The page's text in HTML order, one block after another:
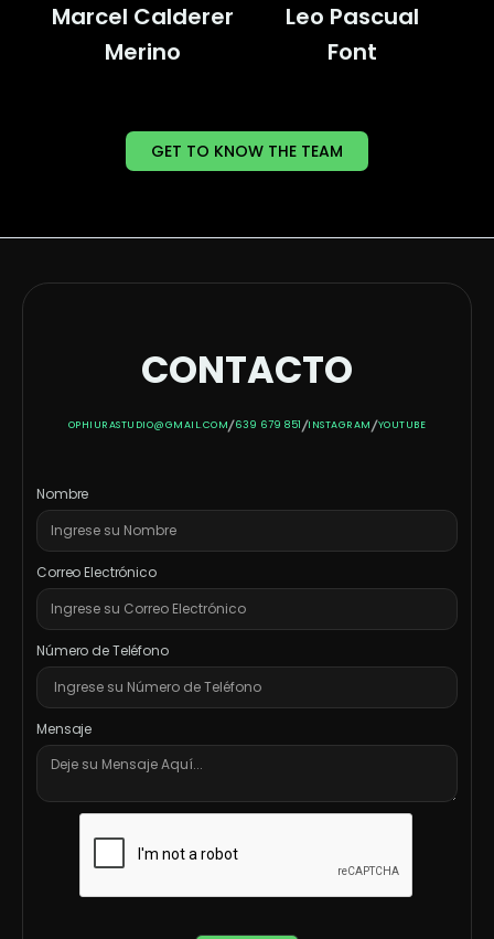
Marcel Calderer
Merino
Leo Pascual
Font
GET TO KNOW THE TEAM
CONTACTO
OPHIURASTUDIO@GMAIL.COM/639 679 851/INSTAGRAM/YOUTUBE
Nombre
Correo Electrónico
Número de Teléfono
Mensaje